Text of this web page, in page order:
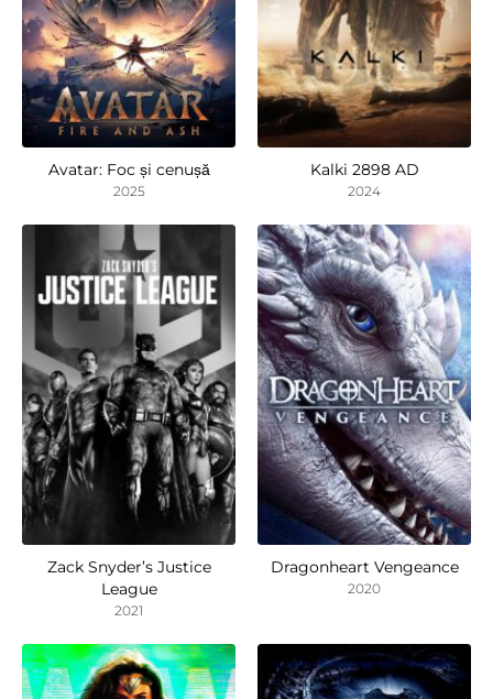
Avatar: Foc și cenușă
2025
Kalki 2898 AD
2024
Zack Snyder’s Justice
League
2021
Dragonheart Vengeance
2020